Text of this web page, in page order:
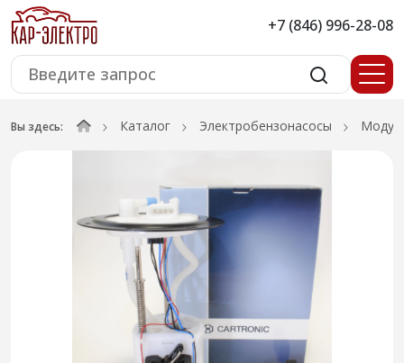
+7 (846) 996-28-08
Вы здесь: Каталог Электробензонасосы